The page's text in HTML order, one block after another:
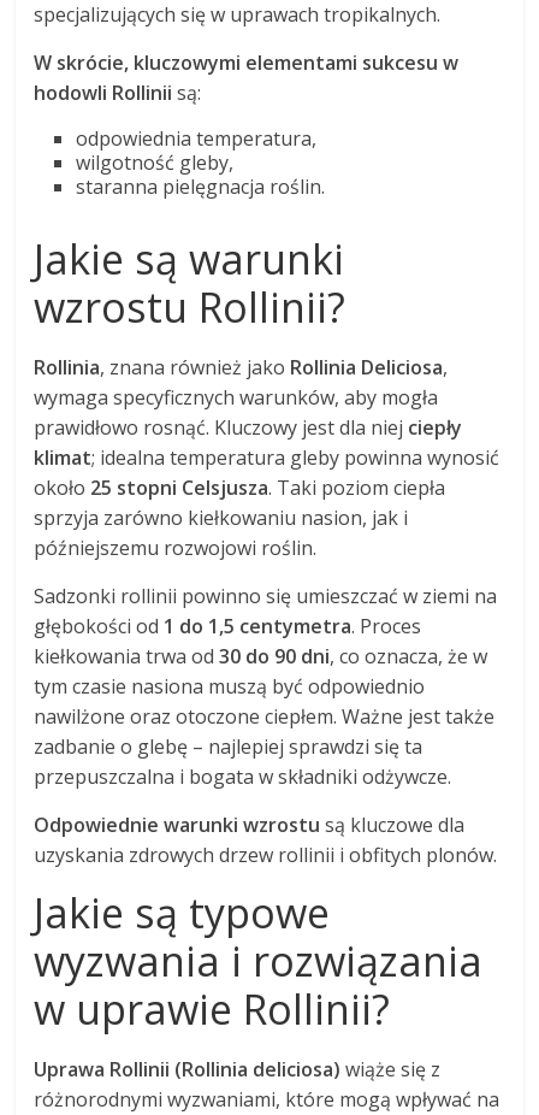
specjalizujących się w uprawach tropikalnych.
W skrócie, kluczowymi elementami sukcesu w
hodowli Rollinii są:
odpowiednia temperatura,
wilgotność gleby,
staranna pielęgnacja roślin.
Jakie są warunki
wzrostu Rollinii?
Rollinia, znana również jako Rollinia Deliciosa,
wymaga specyficznych warunków, aby mogła
prawidłowo rosnąć. Kluczowy jest dla niej ciepły
klimat; idealna temperatura gleby powinna wynosić
około 25 stopni Celsjusza. Taki poziom ciepła
sprzyja zarówno kiełkowaniu nasion, jak i
późniejszemu rozwojowi roślin.
Sadzonki rollinii powinno się umieszczać w ziemi na
głębokości od 1 do 1,5 centymetra. Proces
kiełkowania trwa od30 do 90 dni, co oznacza, że w
tym czasie nasiona muszą być odpowiednio
nawilżone oraz otoczone ciepłem. Ważne jest także
zadbanie o glebę – najlepiej sprawdzi się ta
przepuszczalna i bogata w składniki odżywcze.
Odpowiednie warunki wzrostu są kluczowe dla
uzyskania zdrowych drzew rollinii i obfitych plonów.
Jakie są typowe
wyzwania i rozwiązania
w uprawie Rollinii?
Uprawa Rollinii (Rollinia deliciosa) wiąże się z
różnorodnymi wyzwaniami, które mogą wpływać na